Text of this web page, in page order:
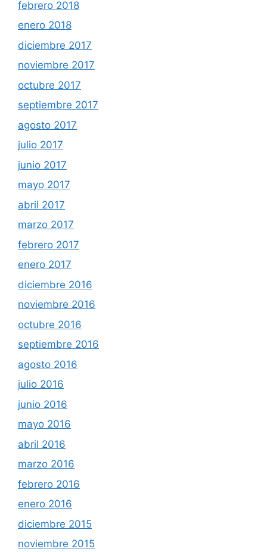
febrero 2018
enero 2018
diciembre 2017
noviembre 2017
octubre 2017
septiembre 2017
agosto 2017
julio 2017
junio 2017
mayo 2017
abril 2017
marzo 2017
febrero 2017
enero 2017
diciembre 2016
noviembre 2016
octubre 2016
septiembre 2016
agosto 2016
julio 2016
junio 2016
mayo 2016
abril 2016
marzo 2016
febrero 2016
enero 2016
diciembre 2015
noviembre 2015